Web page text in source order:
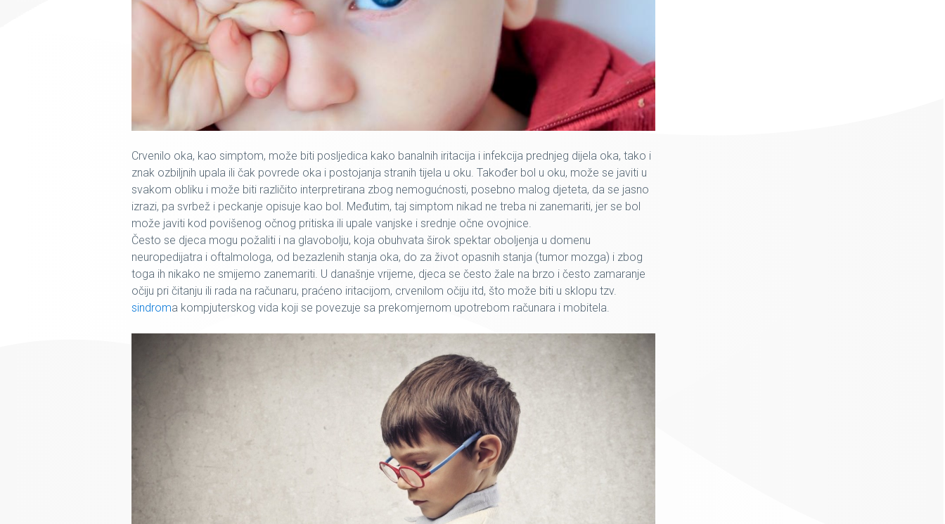
Crvenilo oka, kao simptom, može biti posljedica kako banalnih iritacija i infekcija prednjeg dijela oka, tako i
znak ozbiljnih upala ili čak povrede oka i postojanja stranih tijela u oku. Također bol u oku, može se javiti u
svakom obliku i može biti različito interpretirana zbog nemogućnosti, posebno malog djeteta, da se jasno
izrazi, pa svrbež i peckanje opisuje kao bol. Međutim, taj simptom nikad ne treba ni zanemariti, jer se bol
može javiti kod povišenog očnog pritiska ili upale vanjske i srednje očne ovojnice.
Često se djeca mogu požaliti i na glavobolju, koja obuhvata širok spektar oboljenja u domenu
neuropedijatra i oftalmologa, od bezazlenih stanja oka, do za život opasnih stanja (tumor mozga) i zbog
toga ih nikako ne smijemo zanemariti. U današnje vrijeme, djeca se često žale na brzo i često zamaranje
očiju pri čitanju ili rada na računaru, praćeno iritacijom, crvenilom očiju itd, što može biti u sklopu tzv.
sindroma kompjuterskog vida koji se povezuje sa prekomjernom upotrebom računara i mobitela.